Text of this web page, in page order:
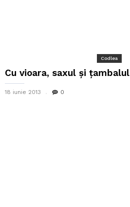
Codlea
Cu vioara, saxul și țambalul
18 iunie 2013 0